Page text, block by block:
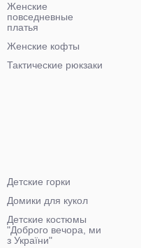
Женские
повседневные
платья
Женские кофты
Тактические рюкзаки
Детские горки
Домики для кукол
Детские костюмы
"Доброго вечора, ми
з України"